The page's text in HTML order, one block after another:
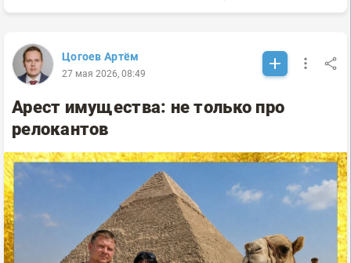
Цогоев Артём
27 мая 2026, 08:49
Арест имущества: не только про
релокантов